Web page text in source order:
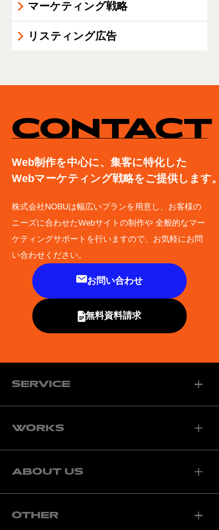
マーケティング戦略
リスティング広告
CONTACT
Web制作を中心に、集客に特化した
Webマーケティング戦略をご提供します
株式会社NOBUは幅広いプランを用意し、お客様の
ニーズに合わせたWebサイトの制作や 全般的なマー
ケティングサポートを行いますので、お気軽にお問
い合わせください。
お問い合わせ
無料資料請求
SERVICE
WORKS
ABOUT US
OTHER